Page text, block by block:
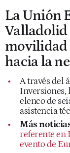
La Unión
Valladolid
movilidad
hacia la
A través del
Inversiones,
elenco de
asistencia
Más
referente en
evento de